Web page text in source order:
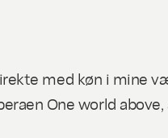
med køn i
One world